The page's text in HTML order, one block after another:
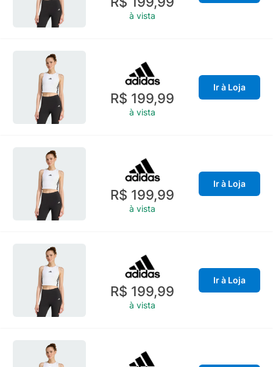
à vista
R$ 199,99
à vista
Ir à Loja
R$ 199,99
à vista
Ir à Loja
R$ 199,99
à vista
Ir à Loja